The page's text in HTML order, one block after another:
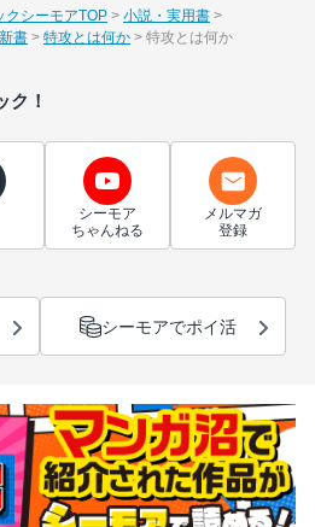
クシーモアTOP
小説・実用書
書 特攻とは何か 特攻とは何か
ク！
シーモア
ちゃんねる
メルマガ
登録
シーモアでポイ活